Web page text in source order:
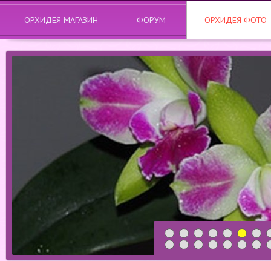
ОРХИДЕЯ МАГАЗИН ФОРУМ ОРХИДЕЯ ФОТО
1 2 3 4 5 6 7
8
19 20 21 22 23 24 25